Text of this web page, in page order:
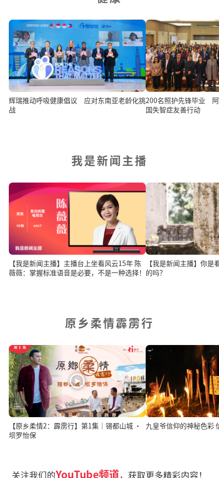
辉瑞推动呼吸健康倡议 应对东南亚老龄化挑
战
200名照护先锋毕业
国失智症友善行动
我是新闻主播
【我是新闻主播】主播台上坐看风云15年 陈
薇薇：掌握标准语音是必要，不是一种选择！
【我是新闻主播】你
的吗？
原乡柔情霹雳行
【原乡柔情2：霹雳行】第1集｜锡都山城 ·
坝罗怡保
关注我们的YouTube频道，获取更多精彩内容！